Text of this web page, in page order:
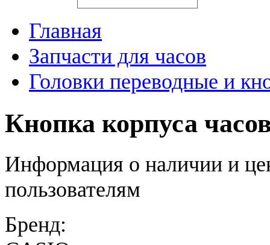
Главная
Запчасти для часов
Головки переводные и
Кнопка корпуса
Информация о наличии и
пользователям
Бренд: